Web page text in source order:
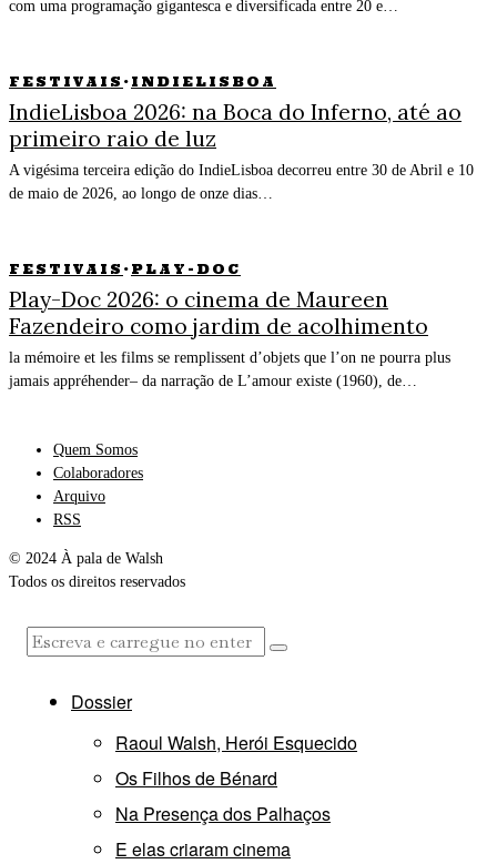
com uma programação gigantesca e diversificada entre 20 e…
FESTIVAIS · INDIELISBOA
IndieLisboa 2026: na Boca do Inferno, até ao
primeiro raio de luz
A vigésima terceira edição do IndieLisboa decorreu entre 30 de Abril e 10
de maio de 2026, ao longo de onze dias…
FESTIVAIS · PLAY-DOC
Play-Doc 2026: o cinema de Maureen
Fazendeiro como jardim de acolhimento
la mémoire et les films se remplissent d’objets que l’on ne pourra plus
jamais appréhender– da narração de L’amour existe (1960), de…
Quem Somos
Colaboradores
Arquivo
RSS
© 2024 À pala de Walsh
Todos os direitos reservados
Dossier
Raoul Walsh, Herói Esquecido
Os Filhos de Bénard
Na Presença dos Palhaços
E elas criaram cinema